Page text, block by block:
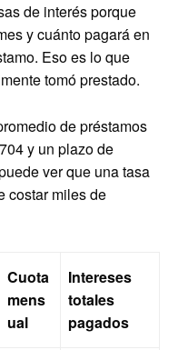
de interés porque
y cuánto pagará en
Eso es lo que
tomó prestado.
de préstamos
y un plazo de
ver que una tasa
costar miles de
Cuota
mens
ual
Intereses
totales
pagados